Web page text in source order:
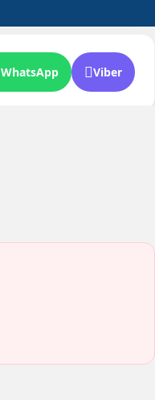
WhatsApp Viber